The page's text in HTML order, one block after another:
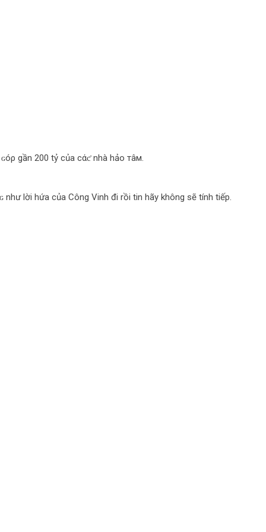
gần 200 tỷ của cάƈ nhà hảo тâм.
như lời hứa của Công Vinh đi rồi tin hãy không sẽ tính tiếp.